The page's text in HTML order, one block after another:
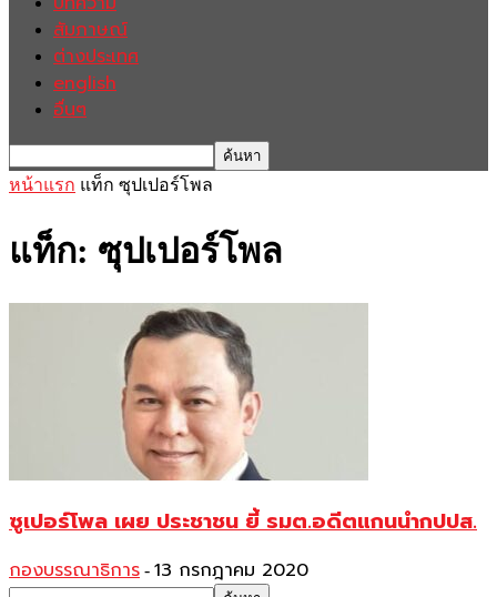
สัมภาษณ์
ต่างประเทศ
english
อื่นๆ
หน้าแรก แท็ก ซุปเปอร์โพล
แท็ก: ซุปเปอร์โพล
ซูเปอร์โพล เผย ประชาชน ยี้ รมต.อดีตแกนนำกปปส.
กองบรรณาธิการ - 13 กรกฎาคม 2020